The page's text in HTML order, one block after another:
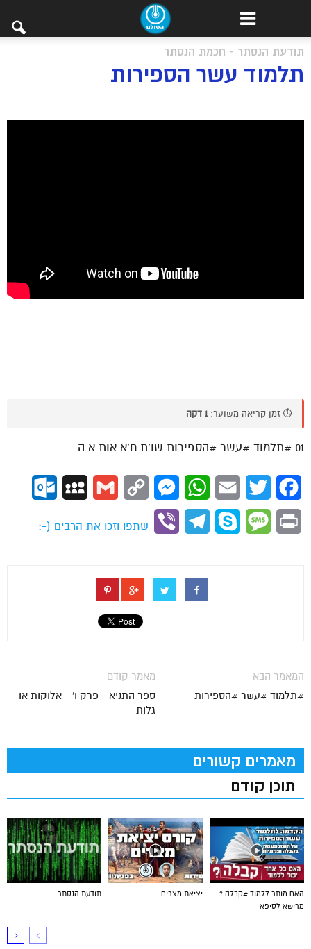
תודעת הנסתר - חכמת הנסתר
תלמוד עשר הספירות
⏱️ זמן קריאה משוער: 1 דקה
01 #תלמוד #עשר #הספירות שו’ת ח’א אות א ה
Facebook
Twitter
Email
WhatsApp
Messenger
Copy
Gmail
MySpace
Print
Message
Skype
Telegram
Viber
שתפו וזכו את הרבים (-:
מאמר קודם
ספר התניא - פרק ו' - אלוקות או
גלות
המאמר הבא
#תלמוד #עשר #הספירות
מאמרים קשורים
תוכן קודם
תודעת הנסתר יציאת מצרים
האם מותר ללמוד #קבלה ?
מרישא לסיפא